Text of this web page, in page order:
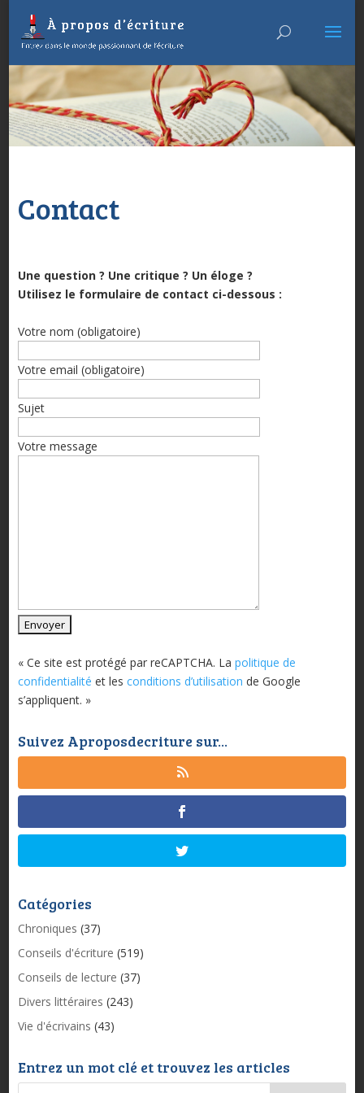
Contact
Une question ? Une critique ? Un éloge ?
Utilisez le formulaire de contact ci-dessous :
Votre nom (obligatoire)
Votre email (obligatoire)
Sujet
Votre message
« Ce site est protégé par reCAPTCHA. La politique de
confidentialité et les conditions d’utilisation de Google
s’appliquent. »
Suivez Aproposdecriture sur...
Catégories
Chroniques (37)
Conseils d'écriture (519)
Conseils de lecture (37)
Divers littéraires (243)
Vie d'écrivains (43)
Entrez un mot clé et trouvez les articles